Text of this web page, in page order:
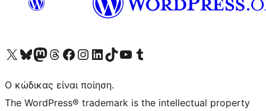
Visit our X (formerly Twitter) account
Visit our Bluesky account
Επισκεφθείτε τον λογαριασμό μας στο Mastodon
Visit our Threads account
Επισκεφτείτε τη σελίδα μας στο Facebook
Επισκεφθείτε τον λογαριασμό μας Instagram
Επισκεφθείτε τον λογαριασμό μας LinkedIn
Visit our TikTok account
Visit our YouTube channel
Visit our Tumblr account
Ο κώδικας είναι ποίηση.
The WordPress® trademark is the intellectual property